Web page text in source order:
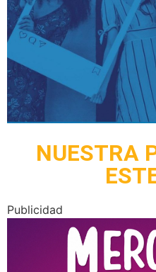
NUESTRA
Publicidad